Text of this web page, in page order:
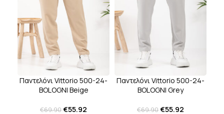
Παντελόνι Vittorio 500-24-
BOLOGNI Beige
€69.90€55.92
Παντελόνι Vittorio 500-24-
BOLOGNI Grey
€69.90€55.92